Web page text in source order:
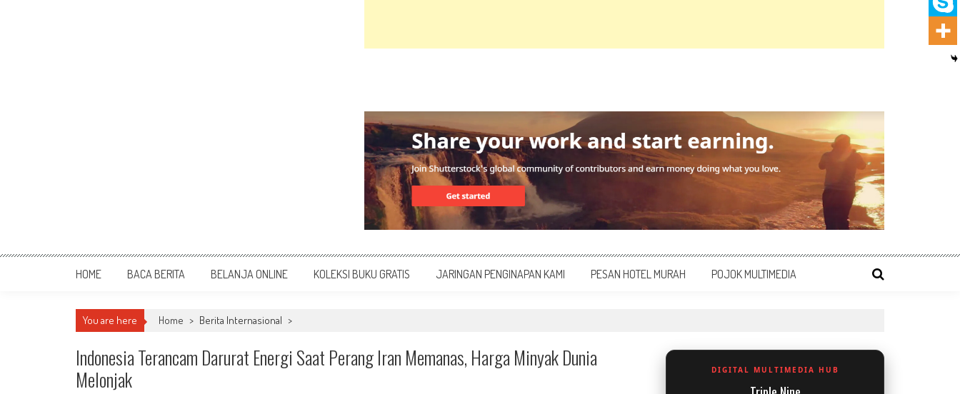
HOME BACA BERITA BELANJA ONLINE KOLEKSI BUKU GRATIS JARINGAN PENGINAPAN KAMI PESAN HOTEL MURAH POJOK MULTIMEDIA
You are here Home > Berita Internasional >
Indonesia Terancam Darurat Energi Saat Perang Iran Memanas, Harga Minyak Dunia
Melonjak DIGITAL MULTIMEDIA HUB